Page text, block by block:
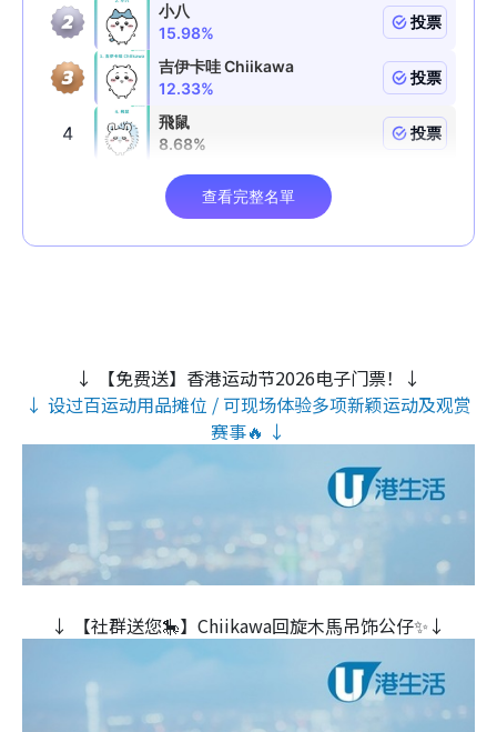
↓ 【免费送】香港运动节2026电子门票！↓
↓ 设过百运动用品摊位 / 可现场体验多项新颖运动及观赏
赛事🔥 ↓
↓ 【社群送您🎠】Chiikawa回旋木⾺吊饰公仔✨↓